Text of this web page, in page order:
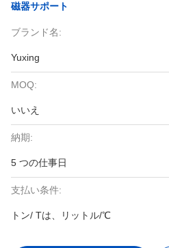
磁器サポート
ブランド名:
Yuxing
MOQ:
いいえ
納期:
5 つの仕事日
支払い条件:
トン/ Tは、リットル/℃